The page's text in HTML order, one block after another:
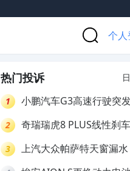
个
热门投诉 日
1
小鹏汽车G3高速行驶突
2
奇瑞瑞虎8 PLUS线性刹
3
上汽大众帕萨特天窗漏